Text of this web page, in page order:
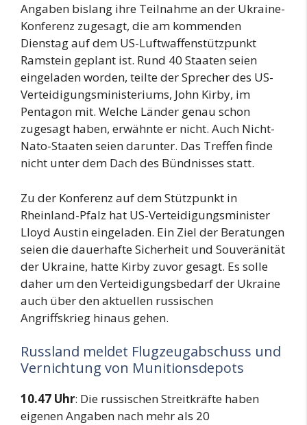
Angaben bislang ihre Teilnahme an der Ukraine-
Konferenz zugesagt, die am kommenden
Dienstag auf dem US-Luftwaffenstützpunkt
Ramstein geplant ist. Rund 40 Staaten seien
eingeladen worden, teilte der Sprecher des US-
Verteidigungsministeriums, John Kirby, im
Pentagon mit. Welche Länder genau schon
zugesagt haben, erwähnte er nicht. Auch Nicht-
Nato-Staaten seien darunter. Das Treffen finde
nicht unter dem Dach des Bündnisses statt.
Zu der Konferenz auf dem Stützpunkt in
Rheinland-Pfalz hat US-Verteidigungsminister
Lloyd Austin eingeladen. Ein Ziel der Beratungen
seien die dauerhafte Sicherheit und Souveränität
der Ukraine, hatte Kirby zuvor gesagt. Es solle
daher um den Verteidigungsbedarf der Ukraine
auch über den aktuellen russischen
Angriffskrieg hinaus gehen.
Russland meldet Flugzeugabschuss und
Vernichtung von Munitionsdepots
10.47 Uhr: Die russischen Streitkräfte haben
eigenen Angaben nach mehr als 20